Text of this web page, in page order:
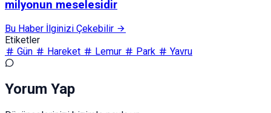
milyonun meselesidir
Bu Haber İlginizi Çekebilir
Etiketler
Gün
Hareket Lemur Park Yavru
Yorum Yap